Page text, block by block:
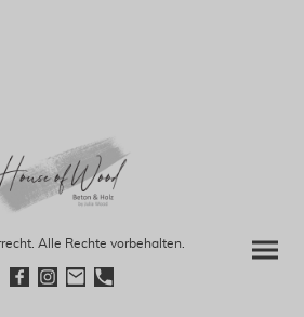
Alle Rechte vorbehalten.